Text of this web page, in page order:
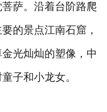
菩萨。沿着台阶路爬
的景点江南石窟，
光灿灿的塑像，中
子和小龙女。